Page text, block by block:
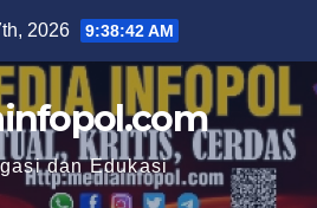
2026 9:38:42 AM
dan Edukasi